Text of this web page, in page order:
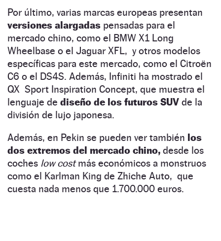
Por último, varias marcas europeas presentan
versiones alargadas pensadas para el
mercado chino, como el BMW X1 Long
Wheelbase o el Jaguar XFL, y otros modelos
específicas para este mercado, como el Citroën
C6 o el DS4S. Además, Infiniti ha mostrado el
QX Sport Inspiration Concept, que muestra el
lenguaje de diseño de los futuros SUV de la
división de lujo japonesa.
Además, en Pekin se pueden ver también los
dos extremos del mercado chino, desde los
coches low costmás económicos a monstruos
como el Karlman King de Zhiche Auto, que
cuesta nada menos que 1.700.000 euros.